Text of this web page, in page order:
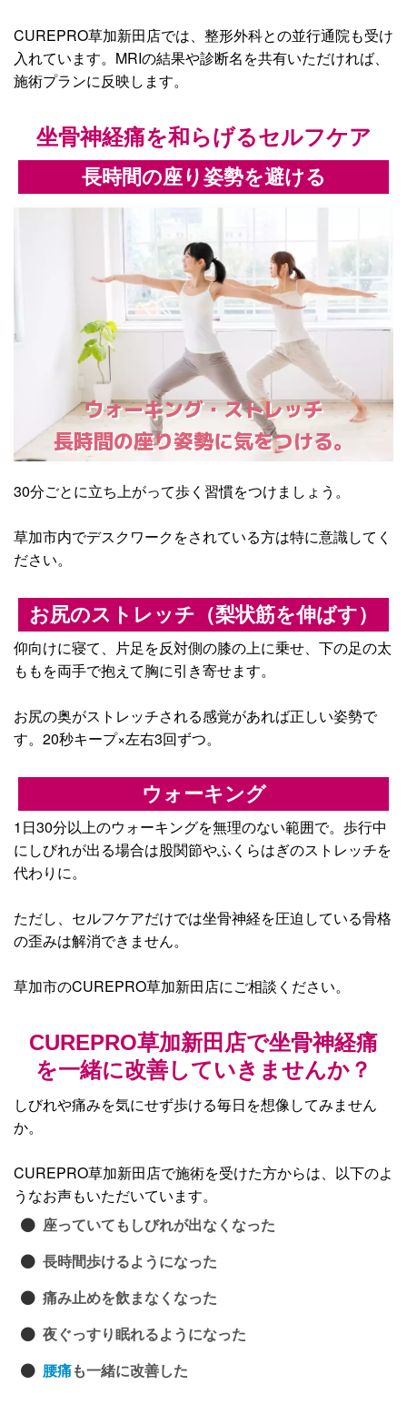
CUREPRO草加新田店では、整形外科との並行通院も受け
入れています。MRIの結果や診断名を共有いただければ、
施術プランに反映します。
坐骨神経痛を和らげるセルフケア
長時間の座り姿勢を避ける
ウォーキング・ストレッチ
長時間の座り姿勢に気をつける。
30分ごとに立ち上がって歩く習慣をつけましょう。
草加市内でデスクワークをされている方は特に意識してく
ださい。
お尻のストレッチ（梨状筋を伸ばす）
仰向けに寝て、片足を反対側の膝の上に乗せ、下の足の太
ももを両手で抱えて胸に引き寄せます。
お尻の奥がストレッチされる感覚があれば正しい姿勢で
す。20秒キープ×左右3回ずつ。
ウォーキング
1日30分以上のウォーキングを無理のない範囲で。歩行中
にしびれが出る場合は股関節やふくらはぎのストレッチを
代わりに。
ただし、セルフケアだけでは坐骨神経を圧迫している骨格
の歪みは解消できません。
草加市のCUREPRO草加新田店にご相談ください。
CUREPRO草加新田店で坐骨神経痛
を一緒に改善していきませんか？
しびれや痛みを気にせず歩ける毎日を想像してみません
か。
CUREPRO草加新田店で施術を受けた方からは、以下のよ
うなお声もいただいています。
座っていてもしびれが出なくなった
長時間歩けるようになった
痛み止めを飲まなくなった
夜ぐっすり眠れるようになった
腰痛も一緒に改善した